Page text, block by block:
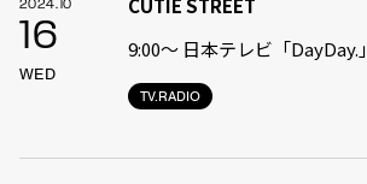
2024.10
16
WED
TV.RADIO
CUTIE STREET
9:00〜 日本テレビ「DayDay.」